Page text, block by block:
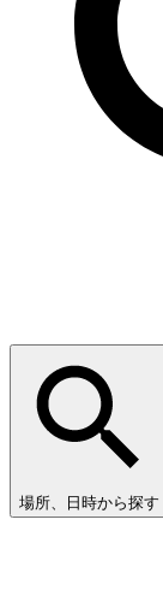
場所、日時から探す